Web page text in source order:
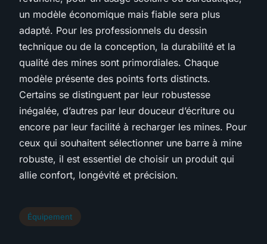
un modèle économique mais fiable sera plus
adapté. Pour les professionnels du dessin
technique ou de la conception, la durabilité et la
qualité des mines sont primordiales. Chaque
modèle présente des points forts distincts.
Certains se distinguent par leur robustesse
inégalée, d’autres par leur douceur d’écriture ou
encore par leur facilité à recharger les mines. Pour
ceux qui souhaitent sélectionner une barre à mine
robuste, il est essentiel de choisir un produit qui
allie confort, longévité et précision.
Équipement